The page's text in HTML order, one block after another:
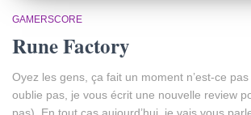
GAMERSCORE
Rune Factory
Oyez les gens, ça fait un moment n’est-ce
oublie pas, je vous écrit une nouvelle review
pas). En tout cas aujourd’hui, je vais vous